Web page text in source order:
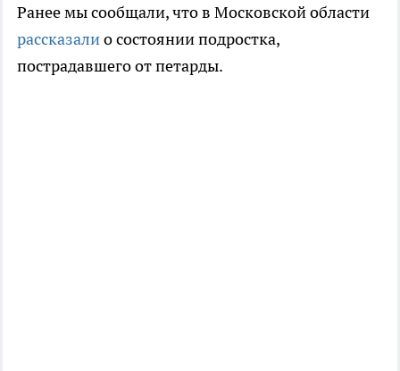
Ранее мы сообщали, что в Московской области
рассказалио состоянии подростка,
пострадавшего от петарды.